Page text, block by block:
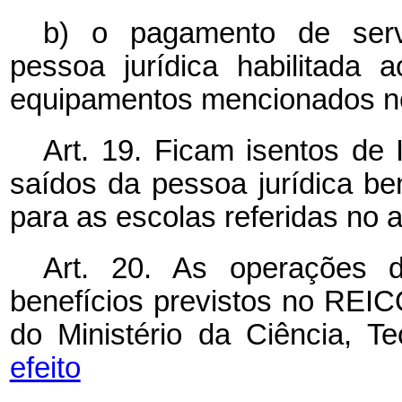
b) o pagamento de
pessoa jurídica habilitada
equipamentos mencionados
Art. 19. Ficam isentos de
saídos da pessoa jurídica
para as escolas referidas no
Art. 20. As operações
benefícios previstos no
do Ministério da Ciência,
efeito